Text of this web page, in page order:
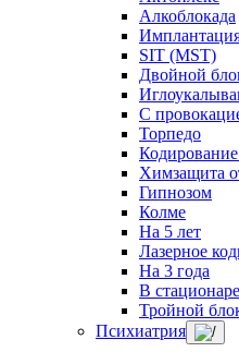
Алкоблокада
SIT (MST)
Двойной
С
Торпедо
Химзащита
Гипнозом
Колме
На 5 лет
Лазерное
На 3 года
В стационаре
Тройной
Психиатрия